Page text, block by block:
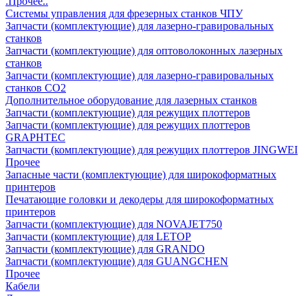
Системы управления для фрезерных станков ЧПУ
Запчасти (комплектующие) для лазерно-гравировальных
станков
Запчасти (комплектующие) для оптоволоконных лазерных
станков
Запчасти (комплектующие) для лазерно-гравировальных
станков CO2
Дополнительное оборудование для лазерных станков
Запчасти (комплектующие) для режущих плоттеров
Запчасти (комплектующие) для режущих плоттеров
GRAPHTEC
Запчасти (комплектующие) для режущих плоттеров JINGWEI
Прочее
Запасные части (комплектующие) для широкоформатных
принтеров
Печатающие головки и декодеры для широкоформатных
принтеров
Запчасти (комплектующие) для NOVAJET750
Запчасти (комплектующие) для LETOP
Запчасти (комплектующие) для GRANDO
Запчасти (комплектующие) для GUANGCHEN
Прочее
Кабели